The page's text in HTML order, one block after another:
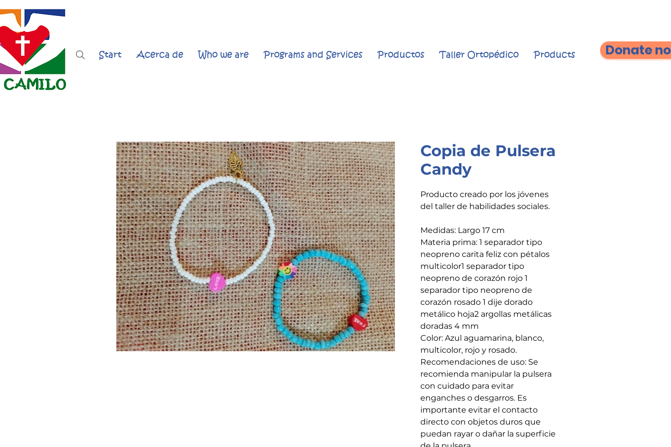
Start Acerca de Who we are Programs and Services Productos Taller Ortopédico Products Donate
Copia de Pulsera
Candy
Producto creado por los jóvenes
del taller de habilidades sociales.
Medidas: Largo 17 cm
Materia prima: 1 separador tipo
neopreno carita feliz con pétalos
multicolor1 separador tipo
neopreno de corazón rojo 1
separador tipo neopreno de
corazón rosado 1 dije dorado
metálico hoja2 argollas metálicas
doradas 4 mm
Color: Azul aguamarina, blanco,
multicolor, rojo y rosado.
Recomendaciones de uso: Se
recomienda manipular la pulsera
con cuidado para evitar
enganches o desgarros. Es
importante evitar el contacto
directo con objetos duros que
puedan rayar o dañar la superficie